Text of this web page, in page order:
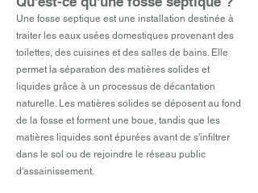
Une fosse septique est une installation destinée à
traiter les eaux usées domestiques provenant des
toilettes, des cuisines et des salles de bains. Elle
permet la séparation des matières solides et
liquides grâce à un processus de décantation
naturelle. Les matières solides se déposent au fond
de la fosse et forment une boue, tandis que les
matières liquides sont épurées avant de s'infiltrer
dans le sol ou de rejoindre le réseau public
d'assainissement.